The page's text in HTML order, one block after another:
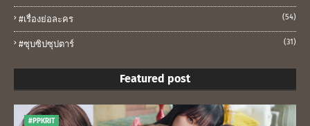
#เรื่องย่อละคร (54)
#ซุบซิปซุปตาร์ (31)
Featured post
#PPKRIT